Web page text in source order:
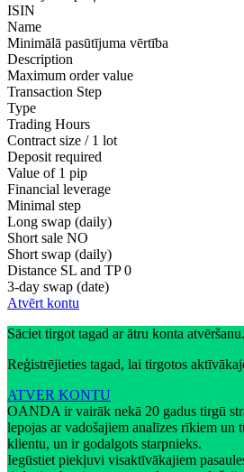
ISIN
Name
Minimālā pasūtījuma vērtība
Description
Maximum order value
Transaction Step
Type
Trading Hours
Contract size / 1 lot
Deposit required
Value of 1 pip
Financial leverage
Minimal step
Long swap (daily)
Short sale NO
Short swap (daily)
Distance SL and TP 0
3-day swap (date)
Atvērt kontu
Sāciet tirgot tagad ar ātru konta atvēršanu.
Reģistrējieties tagad, lai tirgotos
ATVER KONTU
OANDA ir vairāk nekā 20 gadus tirgū
lepojas ar vadošajiem analīzes rīkiem un
klientu, un ir godalgots starpnieks.
Iegūstiet piekļuvi visaktīvākajiem